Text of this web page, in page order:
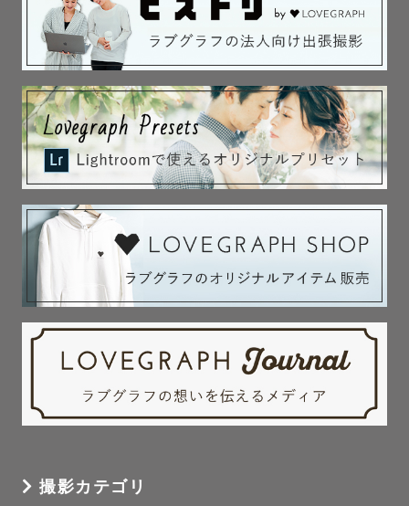
①商用撮影
②カメラマンが同行する出張撮影
であることをお伝えください
✅交通費について
広島県尾道市から出張いたします。
往復3,000円以上かかる撮影場所への出張は
別途交通費をいただく場合がございます。
ご不安な場合はご相談ください。
✅最後に
最後までお読みいただきありがとうございます😊
皆様とお会いできるのを楽しみにしております！
撮影カテゴリ